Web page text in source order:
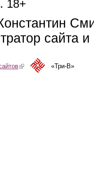
. 18+
сайта
(link is external)«Три-В»